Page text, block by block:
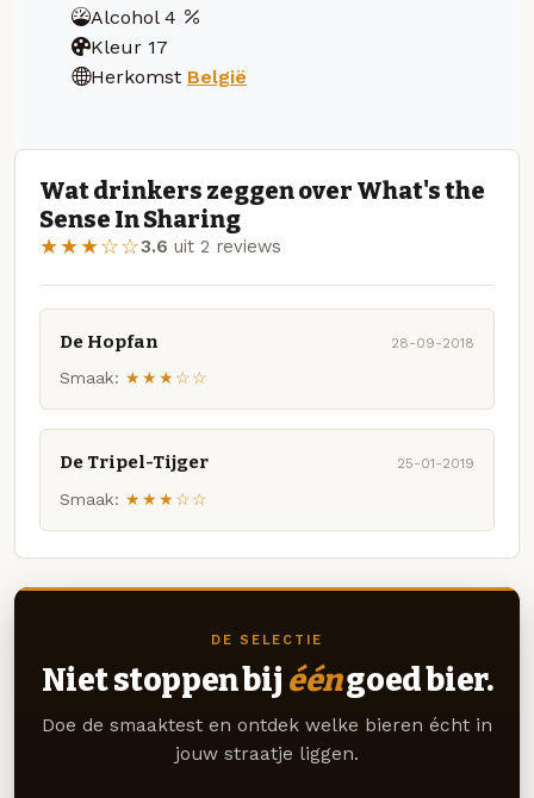
Alcohol 4
Kleur 17
Herkomst België
Wat drinkers zeggen over What's the
Sense In Sharing
★★★☆☆3.6 uit 2 reviews
De Hopfan 28-09-2018
Smaak: ★★★☆☆
De Tripel-Tijger 25-01-2019
Smaak: ★★★☆☆
DE SELECTIE
Niet stoppen bij ééngoed bier.
Doe de smaaktest en ontdek welke bieren écht in
jouw straatje liggen.